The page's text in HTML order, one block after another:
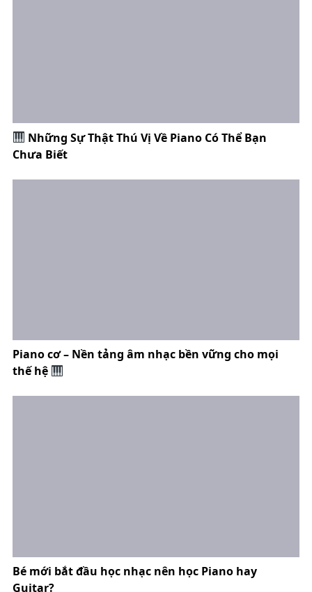
Những Sự Thật Thú Vị Về Piano Có Thể Bạn
Chưa Biết
Piano cơ – Nền tảng âm nhạc bền vững cho mọi
thế hệ
Bé mới bắt đầu học nhạc nên học Piano hay
Guitar?